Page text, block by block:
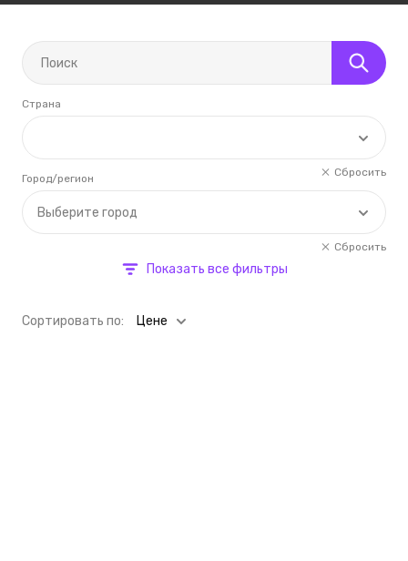
Страна
Сбросить
Выберите город
Город/регион
Сбросить
Показать все фильтры
Cортировать по: Цене